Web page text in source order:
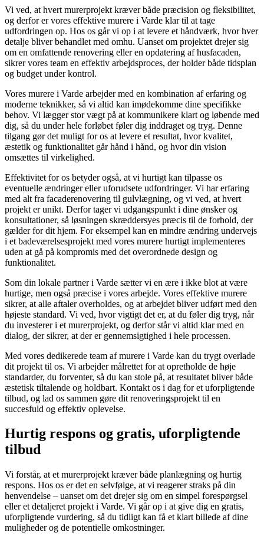
Vi ved, at hvert murerprojekt kræver både præcision og fleksibilitet,
og derfor er vores effektive murere i Varde klar til at tage
udfordringen op. Hos os går vi op i at levere et håndværk, hvor hver
detalje bliver behandlet med omhu. Uanset om projektet drejer sig
om en omfattende renovering eller en opdatering af husfacaden,
sikrer vores team en effektiv arbejdsproces, der holder både tidsplan
og budget under kontrol.
Vores murere i Varde arbejder med en kombination af erfaring og
moderne teknikker, så vi altid kan imødekomme dine specifikke
behov. Vi lægger stor vægt på at kommunikere klart og løbende med
dig, så du under hele forløbet føler dig inddraget og tryg. Denne
tilgang gør det muligt for os at levere et resultat, hvor kvalitet,
æstetik og funktionalitet går hånd i hånd, og hvor din vision
omsættes til virkelighed.
Effektivitet for os betyder også, at vi hurtigt kan tilpasse os
eventuelle ændringer eller uforudsete udfordringer. Vi har erfaring
med alt fra facaderenovering til gulvlægning, og vi ved, at hvert
projekt er unikt. Derfor tager vi udgangspunkt i dine ønsker og
konsultationer, så løsningen skræddersyes præcis til de forhold, der
gælder for dit hjem. For eksempel kan en mindre ændring undervejs
i et badeværelsesprojekt med vores murere hurtigt implementeres
uden at gå på kompromis med det overordnede design og
funktionalitet.
Som din lokale partner i Varde sætter vi en ære i ikke blot at være
hurtige, men også præcise i vores arbejde. Vores effektive murere
sikrer, at alle aftaler overholdes, og at arbejdet bliver udført med den
højeste standard. Vi ved, hvor vigtigt det er, at du føler dig tryg, når
du investerer i et murerprojekt, og derfor står vi altid klar med en
dialog, der sikrer, at der er gennemsigtighed i hele processen.
Med vores dedikerede team af murere i Varde kan du trygt overlade
dit projekt til os. Vi arbejder målrettet for at opretholde de høje
standarder, du forventer, så du kan stole på, at resultatet bliver både
æstetisk tiltalende og holdbart. Kontakt os i dag for et uforpligtende
tilbud, og lad os sammen gøre dit renoveringsprojekt til en
succesfuld og effektiv oplevelse.
Hurtig respons og gratis, uforpligtende
tilbud
Vi forstår, at et murerprojekt kræver både planlægning og hurtig
respons. Hos os er det en selvfølge, at vi reagerer straks på din
henvendelse – uanset om det drejer sig om en simpel forespørgsel
eller et detaljeret projekt i Varde. Vi går op i at give dig en gratis,
uforpligtende vurdering, så du tidligt kan få et klart billede af dine
muligheder og de potentielle omkostninger.